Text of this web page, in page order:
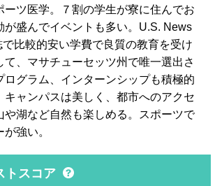
ーツ医学。７割の学生が寮に住んでお
が盛んでイベントも多い。U.S. News
比較的安い学費で良質の教育を受け
て、マサチューセッツ州で唯一選出さ
ログラム、インターンシップも積極的
キャンパスは美しく、都市へのアクセ
や湖など自然も楽しめる。スポーツで
強い。
トスコア